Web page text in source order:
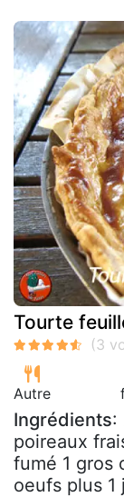
Tourte
Autre
Ingrédients:
poireaux
fumé 1 gros
oeufs plus 1